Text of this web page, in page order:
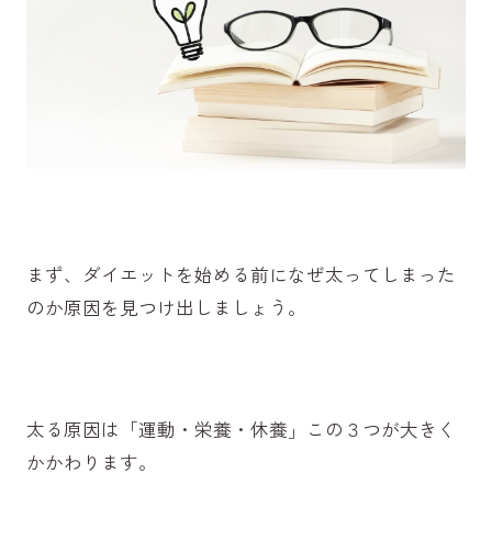
まず、ダイエットを始める前になぜ太ってしまった
のか原因を見つけ出しましょう。
太る原因は「運動・栄養・休養」この３つが大きく
かかわります。